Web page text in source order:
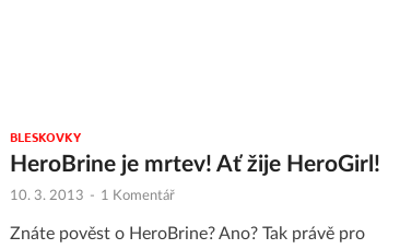
BLESKOVKY
HeroBrine je mrtev! Ať žije HeroGirl!
10. 3. 2013 - 1 Komentář
Znáte pověst o HeroBrine? Ano? Tak právě pro